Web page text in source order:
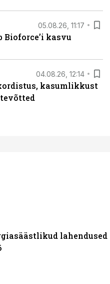
05.08.26, 11:17
kasvu
04.08.26, 12:14
kasumlikkust
lahendused